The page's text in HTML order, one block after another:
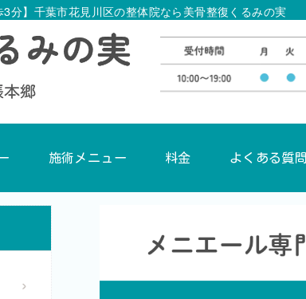
分】千葉市花見川区の整体院なら美骨整復くるみの実
施術メニュー 料金 よくある質問